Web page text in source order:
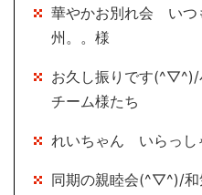
華やかお別れ会 い
州。。様
お久し振りです(^▽^)/
チーム様たち
れいちゃん いらっ
同期の親睦会(^▽^)/和